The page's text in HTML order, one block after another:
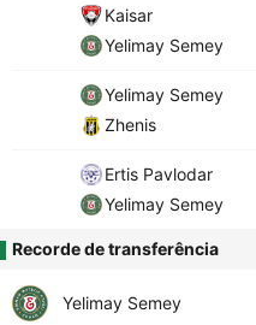
Kaisar
Yelimay Semey
Yelimay Semey
Zhenis
Ertis Pavlodar
Yelimay Semey
Recorde de transferência
Yelimay Semey